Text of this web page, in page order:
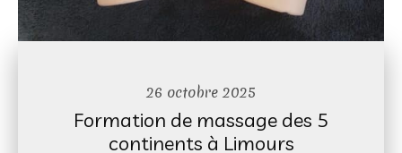
26 octobre 2025
Formation de massage des 5
continents à Limours